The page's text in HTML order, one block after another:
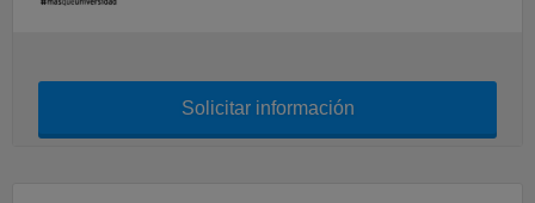
Solicitar información